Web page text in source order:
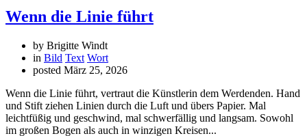
Wenn die Linie führt
by Brigitte Windt
in Bild Text Wort
posted März 25, 2026
Wenn die Linie führt, vertraut die Künstlerin dem Werdenden. Hand
und Stift ziehen Linien durch die Luft und übers Papier. Mal
leichtfüßig und geschwind, mal schwerfällig und langsam. Sowohl
im großen Bogen als auch in winzigen Kreisen...